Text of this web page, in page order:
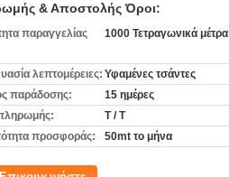
& Αποστολής Όροι:
παραγγελίας 1000 Τετραγωνικά μέτρα
λεπτομέρειες: Υφαμένες τσάντες
παράδοσης:
15 ημέρες
T / T
προσφοράς:
50mt το μήνα